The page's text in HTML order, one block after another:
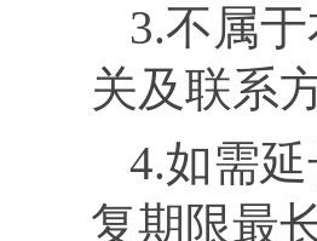
3.不属
关及联系
4.如需
复期限最